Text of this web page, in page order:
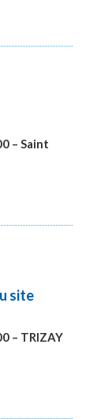
– Saint
site
– TRIZAY